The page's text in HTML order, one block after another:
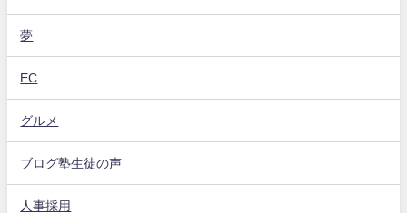
夢
EC
グルメ
ブログ塾生徒の声
人事採用